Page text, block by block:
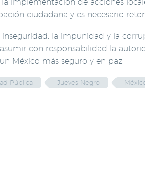
implementación de acciones
ciudadana y es necesario
la impunidad y la
con responsabilidad la
México más seguro y en paz.
Pública Jueves Negro